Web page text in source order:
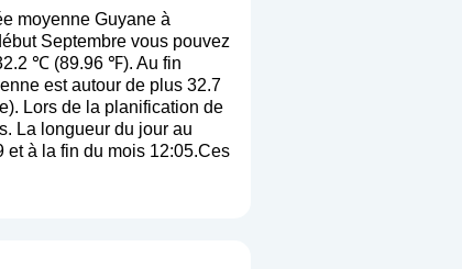
moyenne Guyane à
Septembre vous pouvez
℃ (89.96 ℉). Au fin
est autour de plus 32.7
). Lors de la planification de
La longueur du jour au
et à la fin du mois 12:05.Ces